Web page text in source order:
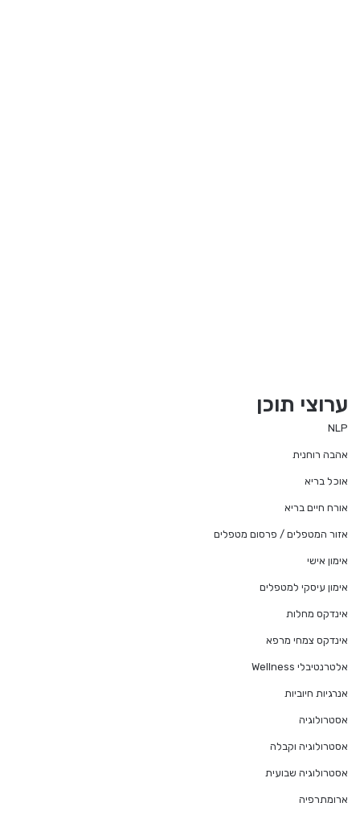
ערוצי תוכן
NLP
אהבה רוחנית
אוכל בריא
אורח חיים בריא
אזור המטפלים / פרסום מטפלים
אימון אישי
אימון עיסקי למטפלים
אינדקס מחלות
אינדקס צמחי מרפא
אלטרנטיבלי Wellness
אנרגיות חיוביות
אסטרולוגיה
אסטרולוגיה וקבלה
אסטרולוגיה שבועית
ארומתרפיה